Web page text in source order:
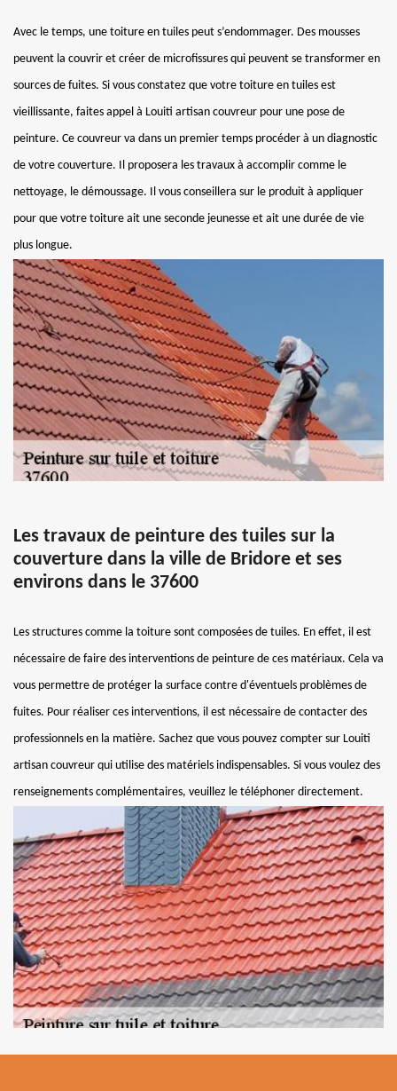
Avec le temps, une toiture en tuiles peut s’endommager. Des mousses
peuvent la couvrir et créer de microfissures qui peuvent se transformer en
sources de fuites. Si vous constatez que votre toiture en tuiles est
vieillissante, faites appel à Louiti artisan couvreur pour une pose de
peinture. Ce couvreur va dans un premier temps procéder à un diagnostic
de votre couverture. Il proposera les travaux à accomplir comme le
nettoyage, le démoussage. Il vous conseillera sur le produit à appliquer
pour que votre toiture ait une seconde jeunesse et ait une durée de vie
plus longue.
Les travaux de peinture des tuiles sur la
couverture dans la ville de Bridore et ses
environs dans le 37600
Les structures comme la toiture sont composées de tuiles. En effet, il est
nécessaire de faire des interventions de peinture de ces matériaux. Cela va
vous permettre de protéger la surface contre d'éventuels problèmes de
fuites. Pour réaliser ces interventions, il est nécessaire de contacter des
professionnels en la matière. Sachez que vous pouvez compter sur Louiti
artisan couvreur qui utilise des matériels indispensables. Si vous voulez des
renseignements complémentaires, veuillez le téléphoner directement.